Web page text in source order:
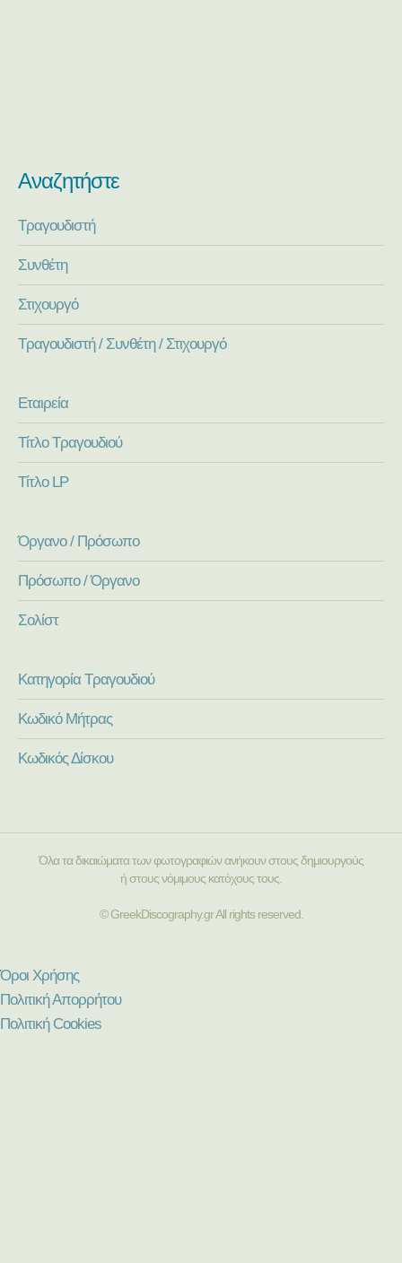
Αναζητήστε
Τραγουδιστή
Συνθέτη
Στιχουργό
Τραγουδιστή / Συνθέτη / Στιχουργό
Εταιρεία
Τίτλο Τραγουδιού
Τίτλο LP
Όργανο / Πρόσωπο
Πρόσωπο / Όργανο
Σολίστ
Κατηγορία Τραγουδιού
Κωδικό Μήτρας
Κωδικός Δίσκου
Όλα τα δικαιώματα των φωτογραφιών ανήκουν στους δημιουργούς
ή στους νόμιμους κατόχους τους.
© GreekDiscography.gr All rights reserved.
Όροι Χρήσης
Πολιτική Απορρήτου
Πολιτική Cookies